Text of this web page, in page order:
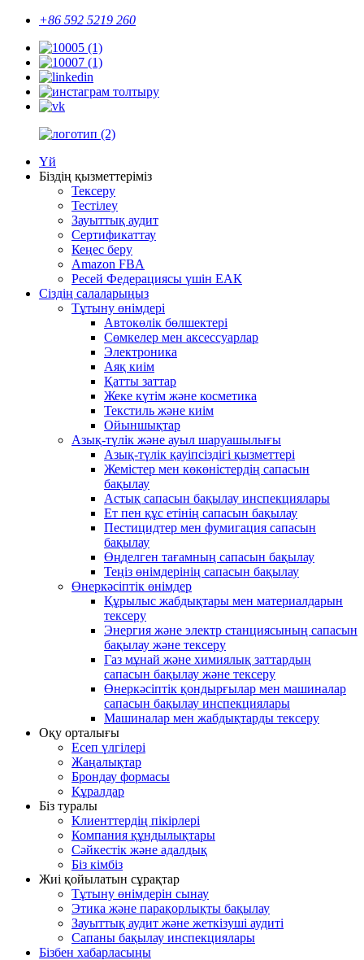
+86 592 5219 260
Үй
Біздің қызметтеріміз
Тексеру
Тестілеу
Зауыттық аудит
Сертификаттау
Кеңес беру
Amazon FBA
Ресей Федерациясы үшін ЕАК
Сіздің салаларыңыз
Тұтыну өнімдері
Автокөлік бөлшектері
Сөмкелер мен аксессуарлар
Электроника
Аяқ киім
Қатты заттар
Жеке күтім және косметика
Текстиль және киім
Ойыншықтар
Азық-түлік және ауыл шаруашылығы
Азық-түлік қауіпсіздігі қызметтері
Жемістер мен көкөністердің сапасын
бақылау
Астық сапасын бақылау инспекциялары
Ет пен құс етінің сапасын бақылау
Пестицидтер мен фумигация сапасын
бақылау
Өңделген тағамның сапасын бақылау
Теңіз өнімдерінің сапасын бақылау
Өнеркәсіптік өнімдер
Құрылыс жабдықтары мен материалдарын
тексеру
Энергия және электр станциясының сапасын
бақылау және тексеру
Газ мұнай және химиялық заттардың
сапасын бақылау және тексеру
Өнеркәсіптік қондырғылар мен машиналар
сапасын бақылау инспекциялары
Машиналар мен жабдықтарды тексеру
Оқу орталығы
Есеп үлгілері
Жаңалықтар
Брондау формасы
Құралдар
Біз туралы
Клиенттердің пікірлері
Компания құндылықтары
Сәйкестік және адалдық
Біз кімбіз
Жиі қойылатын сұрақтар
Тұтыну өнімдерін сынау
Этика және парақорлықты бақылау
Зауыттық аудит және жеткізуші аудиті
Сапаны бақылау инспекциялары
Бізбен хабарласыңы